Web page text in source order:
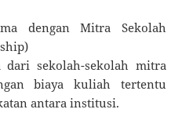
dengan Mitra Sekolah
dari sekolah-sekolah mitra
biaya kuliah tertentu
antara institusi.